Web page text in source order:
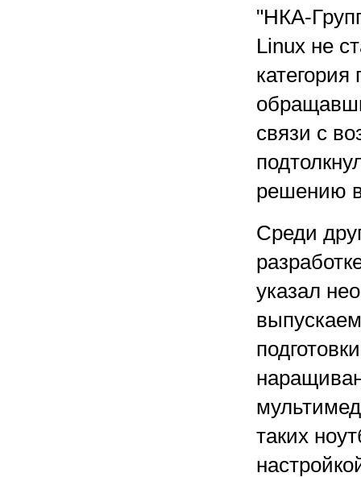
"НКА-
Linux не
связи с
решению
Среди
указал
таких